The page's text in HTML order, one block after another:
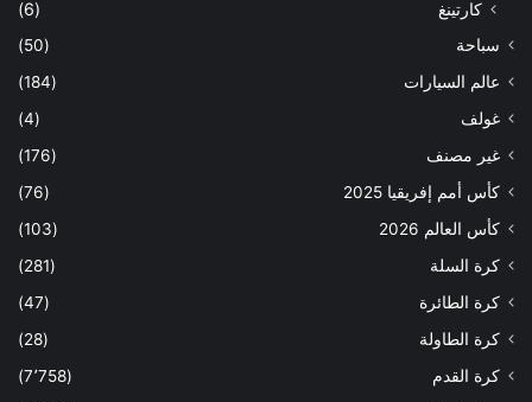
كارتينغ
(6)
سباحة
(50)
عالم السيارات
(184)
غولف
(4)
غير مصنف
(176)
كأس أمم إفريقيا 2025
(76)
كأس العالم 2026
(103)
كرة السلة
(281)
كرة الطائرة
(47)
كرة الطاولة
(28)
كرة القدم
(7٬758)